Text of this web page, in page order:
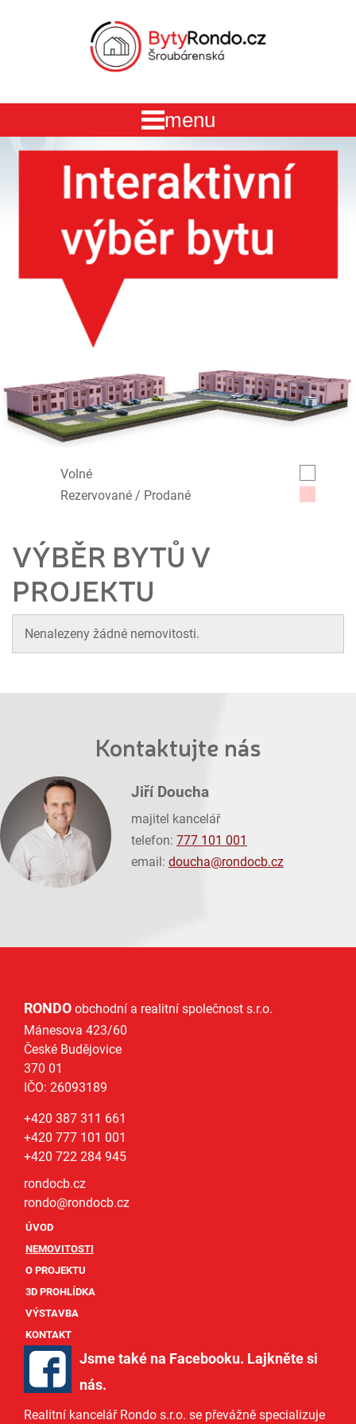
Volné
Rezervované / Prodané
VÝBĚR BYTŮ V
PROJEKTU
Nenalezeny žádné nemovitosti.
Kontaktujte nás
Jiří Doucha
majitel kancelář
telefon: 777 101 001
email: doucha@rondocb.cz
RONDO obchodní a realitní společnost s.r.o.
Mánesova 423/60
České Budějovice
370 01
IČO: 26093189
+420 387 311 661
+420 777 101 001
+420 722 284 945
rondocb.cz
rondo@rondocb.cz
ÚVOD
NEMOVITOSTI
O PROJEKTU
3D PROHLÍDKA
VÝSTAVBA
KONTAKT
Jsme také na Facebooku. Lajkněte si
nás.
Realitní kancelář Rondo s.r.o. se převážně specializuje